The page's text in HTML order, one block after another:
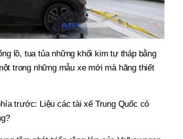
lồ, tua tủa những khối kim tự tháp bằng
trong những mẫu xe mới mà hãng thiết
trước: Liệu các tài xế Trung Quốc có